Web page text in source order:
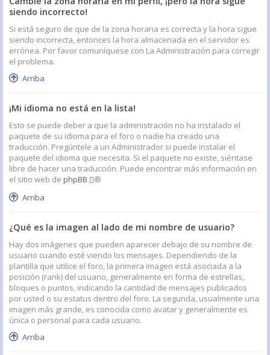
siendo incorrecto!
Si está seguro de que de la zona horaria es correcta y la hora sigue
siendo incorrecta, entonces la hora almacenada en el servidor es
errónea. Por favor comuníquese con La Administración para corregir
el problema.
Arriba
¡Mi idioma no está en la lista!
Esto se puede deber a que la administración no ha instalado el
paquete de su idioma para el foro o nadie ha creado una
traducción. Pregúntele a un Administrador si puede instalar el
paquete del idioma que necesita. Si el paquete no existe, siéntase
libre de hacer una traducción. Puede encontrar más información en
el sitio web de phpBB
®
Arriba
¿Qué es la imagen al lado de mi nombre de usuario?
Hay dos imágenes que pueden aparecer debajo de su nombre de
usuario cuando esté viendo los mensajes. Dependiendo de la
plantilla que utilice el foro, la primera imagen está asociada a la
posición (rank) del usuario, generalmente en forma de estrellas,
bloques o puntos, indicando la cantidad de mensajes publicados
por usted o su estatus dentro del foro. La segunda, usualmente una
imagen más grande, es conocida como avatar y generalmente es
única o personal para cada usuario.
Arriba